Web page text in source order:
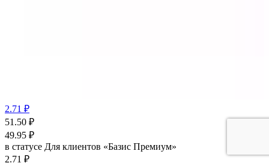
2.71 ₽
51.50 ₽
49.95 ₽
в статусе Для клиентов «Базис Премиум»
2.71 ₽